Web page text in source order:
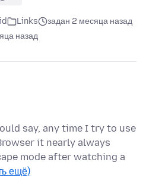
Links
задан 2 месяца назад
назад
say, any time I try to use
it nearly always
mode after watching a
ещё)